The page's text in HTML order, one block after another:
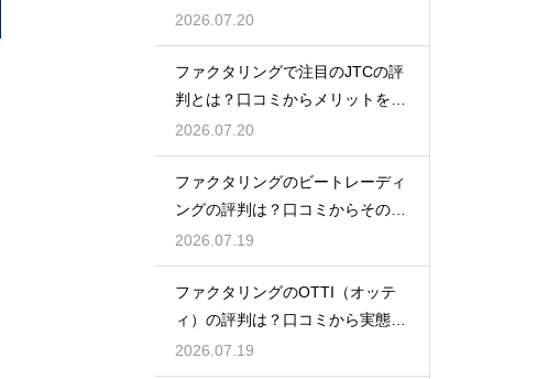
態を徹底解説
2026.07.20
ファクタリングで注目のJTCの評
判とは？口コミからメリットを徹
底解説
2026.07.20
ファクタリングのビートレーディ
ングの評判は？口コミからその実
態を徹底解説
2026.07.19
ファクタリングのOTTI（オッテ
ィ）の評判は？口コミから実態を
徹底解説
2026.07.19